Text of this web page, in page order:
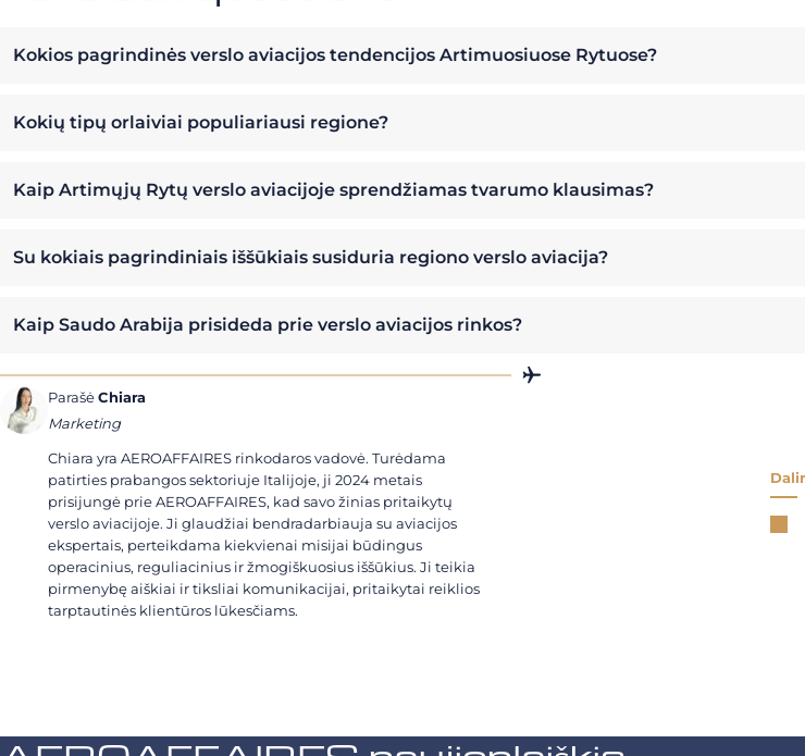
Kokios pagrindinės verslo aviacijos tendencijos Artimuosiuose Rytuose?
Kokių tipų orlaiviai populiariausi regione?
Kaip Artimųjų Rytų verslo aviacijoje sprendžiamas tvarumo klausimas?
Su kokiais pagrindiniais iššūkiais susiduria regiono verslo aviacija?
Kaip Saudo Arabija prisideda prie verslo aviacijos rinkos?
ParašėChiara
Marketing
Chiara yra AEROAFFAIRES rinkodaros vadovė. Turėdama
patirties prabangos sektoriuje Italijoje, ji 2024 metais
prisijungė prie AEROAFFAIRES, kad savo žinias pritaikytų
verslo aviacijoje. Ji glaudžiai bendradarbiauja su aviacijos
ekspertais, perteikdama kiekvienai misijai būdingus
operacinius, reguliacinius ir žmogiškuosius iššūkius. Ji teikia
pirmenybę aiškiai ir tiksliai komunikacijai, pritaikytai reiklios
tarptautinės klientūros lūkesčiams.